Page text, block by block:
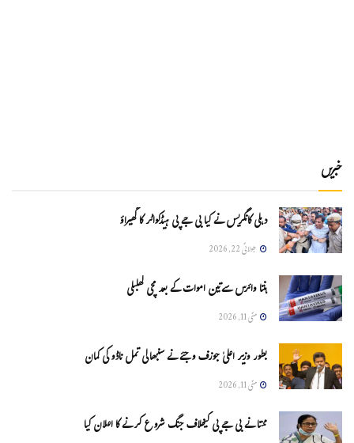
خبریں
دہلی کانگریس نے کیا بی جے پی ہیڈکواٹر کا گھیراؤ
جولائی 22, 2026
ہنتا وائرس سےتین اموات کے بعد مچی کھلبلی
مئی 11, 2026
بطور وزیر اعلیٰ جوزف وجئے نے سنبھالی تمل ناڈو کی کمان
مئی 11, 2026
ممتا نے بی جے پی کیخلاف جنگ شروع کرنے کا اعلان کیا